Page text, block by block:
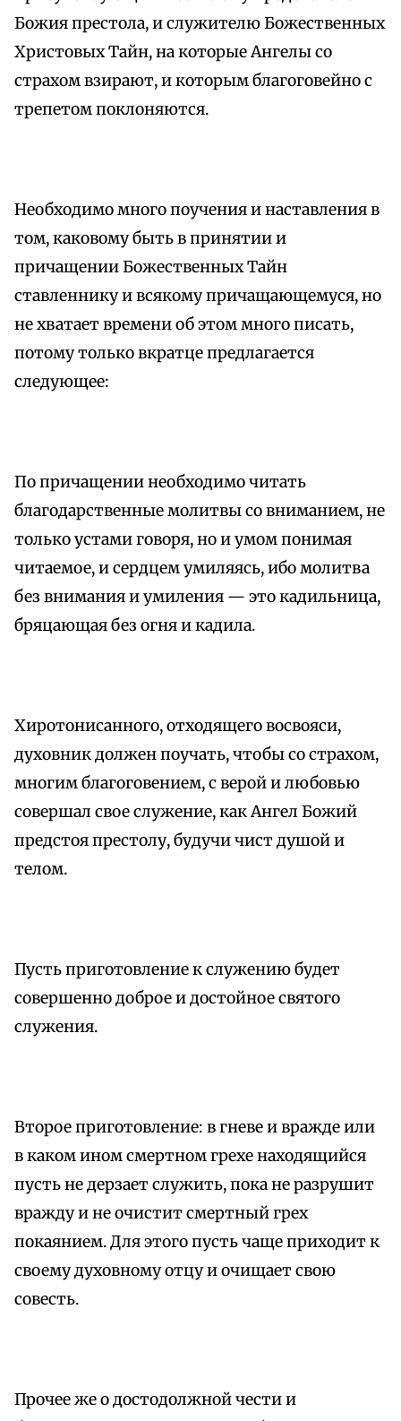
Божия престола, и служителю Божественных
Христовых Тайн, на которые Ангелы со
страхом взирают, и которым благоговейно с
трепетом поклоняются.
Необходимо много поучения и наставления в
том, каковому быть в принятии и
причащении Божественных Тайн
ставленнику и всякому причащающемуся, но
не хватает времени об этом много писать,
потому только вкратце предлагается
следующее:
По причащении необходимо читать
благодарственные молитвы со вниманием, не
только устами говоря, но и умом понимая
читаемое, и сердцем умиляясь, ибо молитва
без внимания и умиления — это кадильница,
бряцающая без огня и кадила.
Хиротонисанного, отходящего восвояси,
духовник должен поучать, чтобы со страхом,
многим благоговением, с верой и любовью
совершал свое служение, как Ангел Божий
предстоя престолу, будучи чист душой и
телом.
Пусть приготовление к служению будет
совершенно доброе и достойное святого
служения.
Второе приготовление: в гневе и вражде или
в каком ином смертном грехе находящийся
пусть не дерзает служить, пока не разрушит
вражду и не очистит смертный грех
покаянием. Для этого пусть чаще приходит к
своему духовному отцу и очищает свою
совесть.
Прочее же о достодолжной чести и